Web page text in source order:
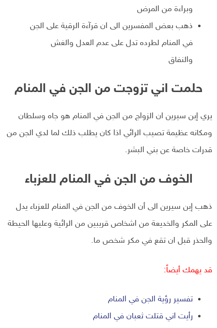
وبراءة من المرض
ذهب بعض المفسرين الى ان قرآءة الرقية على الجن
في المنام لطرده تدل على عدم العدل والغش
والنفاق
حلمت اني تزوجت من الجن في المنام
يري إبن سيرين ان الزواج من الجن في المنام هو جاه وسلطان
ومكانه عظيمة تصيب الرائي اذا كان يطلب ذلك لما لدي الجن من
قدرات خاصة عن بني البشر.
الخوف من الجن في المنام للعزباء
ذهب إبن سيرين الى أن الخوف من الجن في المنام للعزباء يدل
على المكر والخديعة من اشخاص قريبين من الرائية وعليها الحيطة
والحذر قبل ان تقع في مكر شخص ما.
قد يهمك أيضاً:
تفسير رؤية الجن في المنام
رأيت اني قتلت ثعبان في المنام